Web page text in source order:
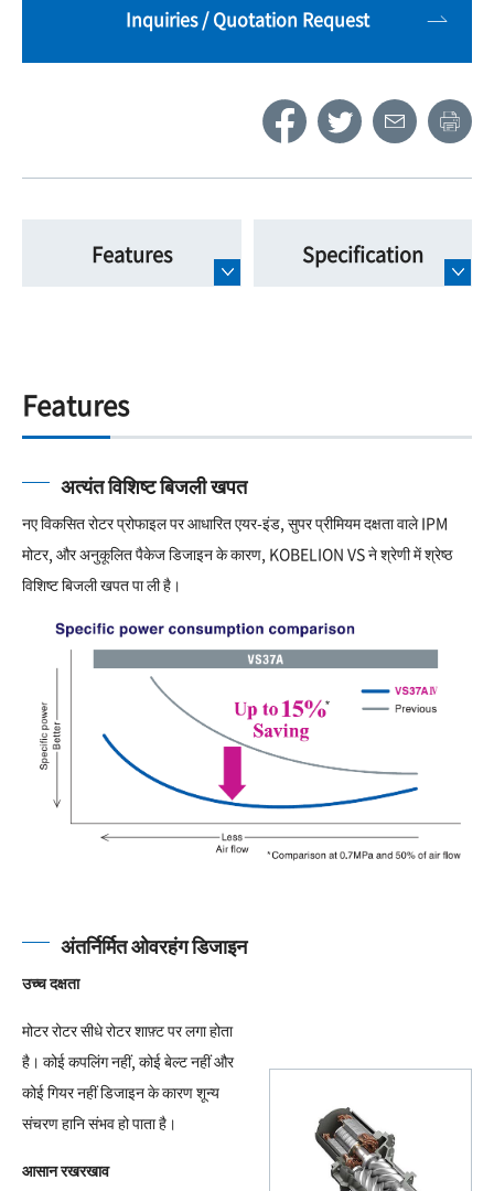
Inquiries / Quotation Request
Features Specification
Features
अत्यंत विशिष्ट बिजली खपत
नए विकसित रोटर प्रोफाइल पर आधारित एयर-इंड, सुपर प्रीमियम दक्षता वाले IPM
मोटर, और अनुकूलित पैकेज डिजाइन के कारण, KOBELION VS ने श्रेणी में श्रेष्ठ
विशिष्ट बिजली खपत पा ली है।
अंतर्निर्मित ओवरहंग डिजाइन
उच्च दक्षता
मोटर रोटर सीधे रोटर शाफ़्ट पर लगा होता
है। कोई कपलिंग नहीं, कोई बेल्ट नहीं और
कोई गियर नहीं डिजाइन के कारण शून्य
संचरण हानि संभव हो पाता है।
आसान रखरखाव